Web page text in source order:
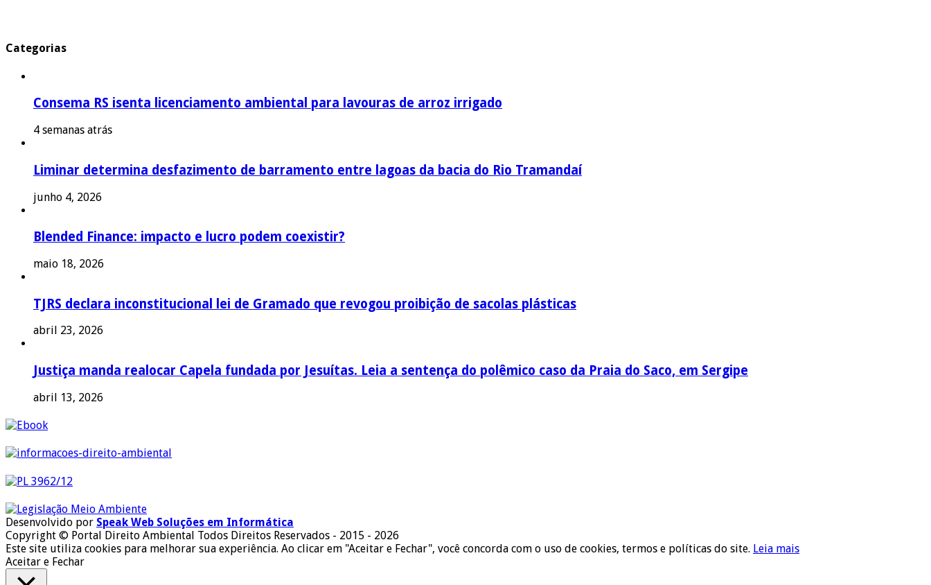
Categorias
Consema RS isenta licenciamento ambiental para lavouras de arroz irrigado
4 semanas atrás
Liminar determina desfazimento de barramento entre lagoas da bacia do Rio Tramandaí
junho 4, 2026
Blended Finance: impacto e lucro podem coexistir?
maio 18, 2026
TJRS declara inconstitucional lei de Gramado que revogou proibição de sacolas plásticas
abril 23, 2026
Justiça manda realocar Capela fundada por Jesuítas. Leia a sentença do polêmico caso da Praia do Saco, em Sergipe
abril 13, 2026
Desenvolvido por Speak Web Soluções em Informática
Copyright © Portal Direito Ambiental Todos Direitos Reservados - 2015 - 2026
Este site utiliza cookies para melhorar sua experiência. Ao clicar em "Aceitar e Fechar", você concorda com o uso de cookies, termos e políticas do site. Leia mais
Aceitar e Fechar